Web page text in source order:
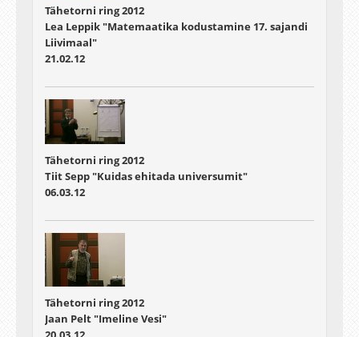
Tähetorni ring 2012
Lea Leppik "Matemaatika kodustamine 17. sajandi
Liivimaal"
21.02.12
Tähetorni ring 2012
Tiit Sepp "Kuidas ehitada universumit"
06.03.12
Tähetorni ring 2012
Jaan Pelt "Imeline Vesi"